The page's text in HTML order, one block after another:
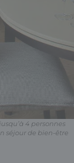
4 personnes
séjour de bien-être